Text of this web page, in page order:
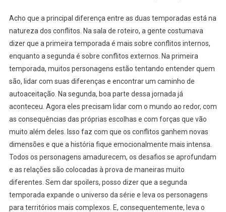
Acho que a principal diferença entre as duas temporadas está na
natureza dos conflitos. Na sala de roteiro, a gente costumava
dizer que a primeira temporada é mais sobre conflitos internos,
enquanto a segunda é sobre conflitos externos. Na primeira
temporada, muitos personagens estão tentando entender quem
são, lidar com suas diferenças e encontrar um caminho de
autoaceitação. Na segunda, boa parte dessa jornada já
aconteceu. Agora eles precisam lidar com o mundo ao redor, com
as consequências das próprias escolhas e com forças que vão
muito além deles. Isso faz com que os conflitos ganhem novas
dimensões e que a história fique emocionalmente mais intensa.
Todos os personagens amadurecem, os desafios se aprofundam
e as relações são colocadas à prova de maneiras muito
diferentes. Sem dar spoilers, posso dizer que a segunda
temporada expande o universo da série e leva os personagens
para territórios mais complexos. E, consequentemente, leva o